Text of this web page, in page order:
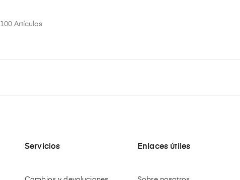
100 Artículos
Servicios Enlaces útiles